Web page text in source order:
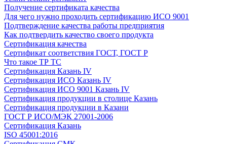
Получение сертификата качества
Для чего нужно проходить сертификацию ИСО 9001
Подтверждение качества работы предприятия
Как подтвердить качество своего продукта
Сертификация качества
Сертификат соответствия ГОСТ, ГОСТ Р
Что такое ТР ТС
Сертификация Казань IV
Сертификация ИСО Казань IV
Сертификация ИСО 9001 Казань IV
Сертификация продукции в столице Казань
Сертификация продукции в Казани
ГОСТ Р ИСО/МЭК 27001-2006
Сертификация Казань
ISO 45001:2016